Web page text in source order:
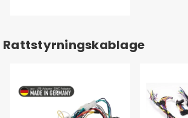
Rattstyrningskablage